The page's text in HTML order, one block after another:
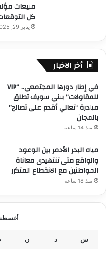
مبيعات
كل
يناير 29, 2025
أخر الاخبار
في إطار دورها المجتمعي.. “VIP
للمقاولات” ببني سويف تطلق
مبادرة “تعالي أقدم على تصالح”
بالمجان
منذ 14 ساعة
مياه البحر الأحمر بين الوعود
والواقع متى تنتهيدى معاناة
المواطنين مع الانقطاع المتكرر
منذ 18 ساعة
أغسطس
س د ن